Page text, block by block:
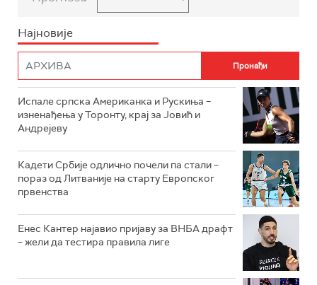
Најновије
Испале српска Американка и Рускиња –
изненађења у Торонту, крај за Јовић и
Андрејеву
Кадети Србије одлично почели па стали –
пораз од Литваније на старту Европског
првенства
Енес Кантер најавио пријаву за ВНБА драфт
– жели да тестира правила лиге